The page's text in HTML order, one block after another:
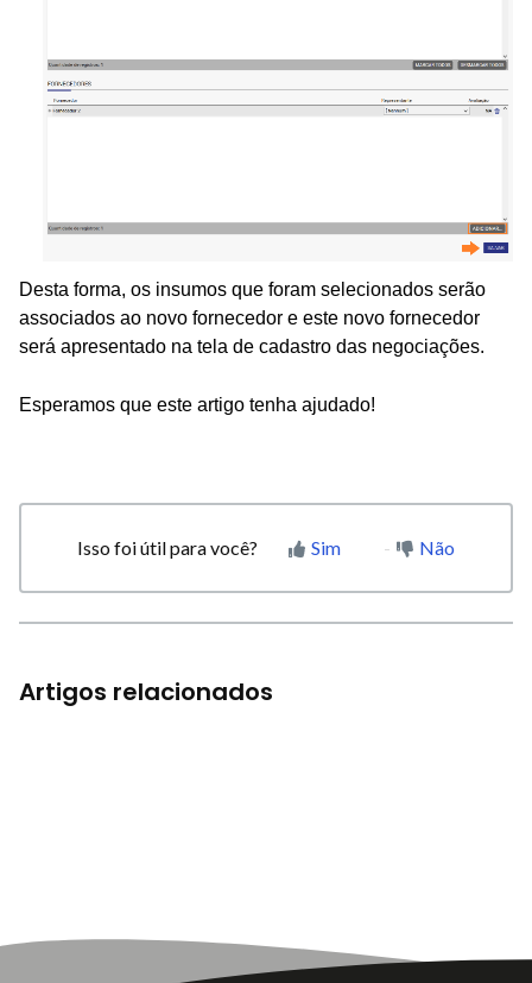
Desta forma, os insumos que foram selecionados serão
associados ao novo fornecedor e este novo fornecedor
será apresentado na tela de cadastro das negociações.
Esperamos que este artigo tenha ajudado!
Isso foi útil para você? Sim Não
Artigos relacionados